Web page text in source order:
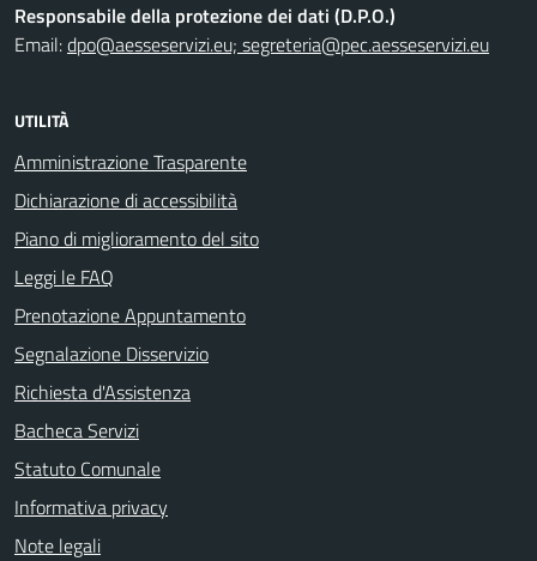
Responsabile della protezione dei dati (D.P.O.)
Email:dpo@aesseservizi.eu; segreteria@pec.aesseservizi.eu
UTILITÀ
Amministrazione Trasparente
Dichiarazione di accessibilità
Piano di miglioramento del sito
Leggi le FAQ
Prenotazione Appuntamento
Segnalazione Disservizio
Richiesta d'Assistenza
Bacheca Servizi
Statuto Comunale
Informativa privacy
Note legali